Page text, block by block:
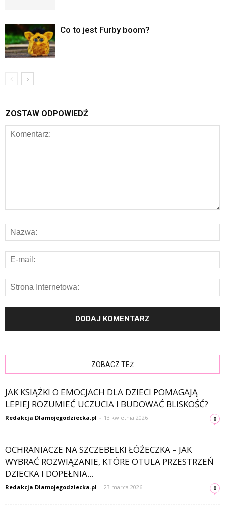
Co to jest Furby boom?
ZOSTAW ODPOWIEDŹ
ZOBACZ TEŻ
JAK KSIĄŻKI O EMOCJACH DLA DZIECI POMAGAJĄ
LEPIEJ ROZUMIEĆ UCZUCIA I BUDOWAĆ BLISKOŚĆ?
Redakcja Dlamojegodziecka.pl - 13 kwietnia 2026 0
OCHRANIACZE NA SZCZEBELKI ŁÓŻECZKA – JAK
WYBRAĆ ROZWIĄZANIE, KTÓRE OTULA PRZESTRZEŃ
DZIECKA I DOPEŁNIA...
Redakcja Dlamojegodziecka.pl - 23 marca 2026 0